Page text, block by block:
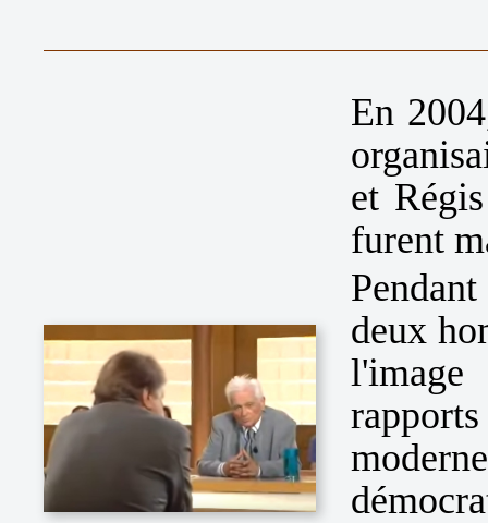
En
et
furent
deux